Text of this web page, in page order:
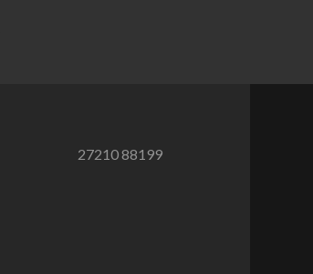
27210 88199